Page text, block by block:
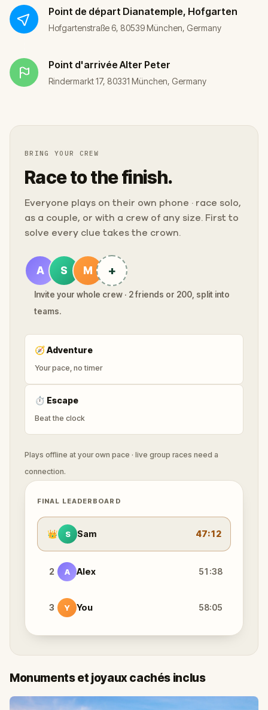
Point de départ Dianatemple, Hofgarten
Hofgartenstraße 6, 80539 München, Germany
Point d'arrivée Alter Peter
Rindermarkt 17, 80331 München, Germany
BRING YOUR CREW
Race to the finish.
Everyone plays on their own phone · race solo,
as a couple, or with a crew of any size. First to
solve every clue takes the crown.
A S M +
Invite your whole crew · 2 friends or 200, split into
teams.
🧭Adventure
Your pace, no timer
⏱ Escape
Beat the clock
Plays offline at your own pace · live group races need a
connection.
FINAL LEADERBOARD
👑 S Sam 47:12
2 A Alex 51:38
3 Y You 58:05
Monuments et joyaux cachés inclus